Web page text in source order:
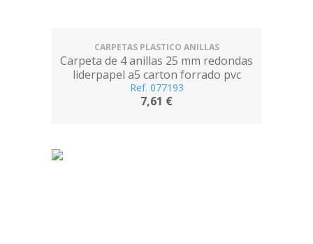
CARPETAS PLASTICO ANILLAS
Carpeta de 4 anillas 25 mm redondas
liderpapel a5 carton forrado pvc
violeta
Ref. 077193
7,61 €